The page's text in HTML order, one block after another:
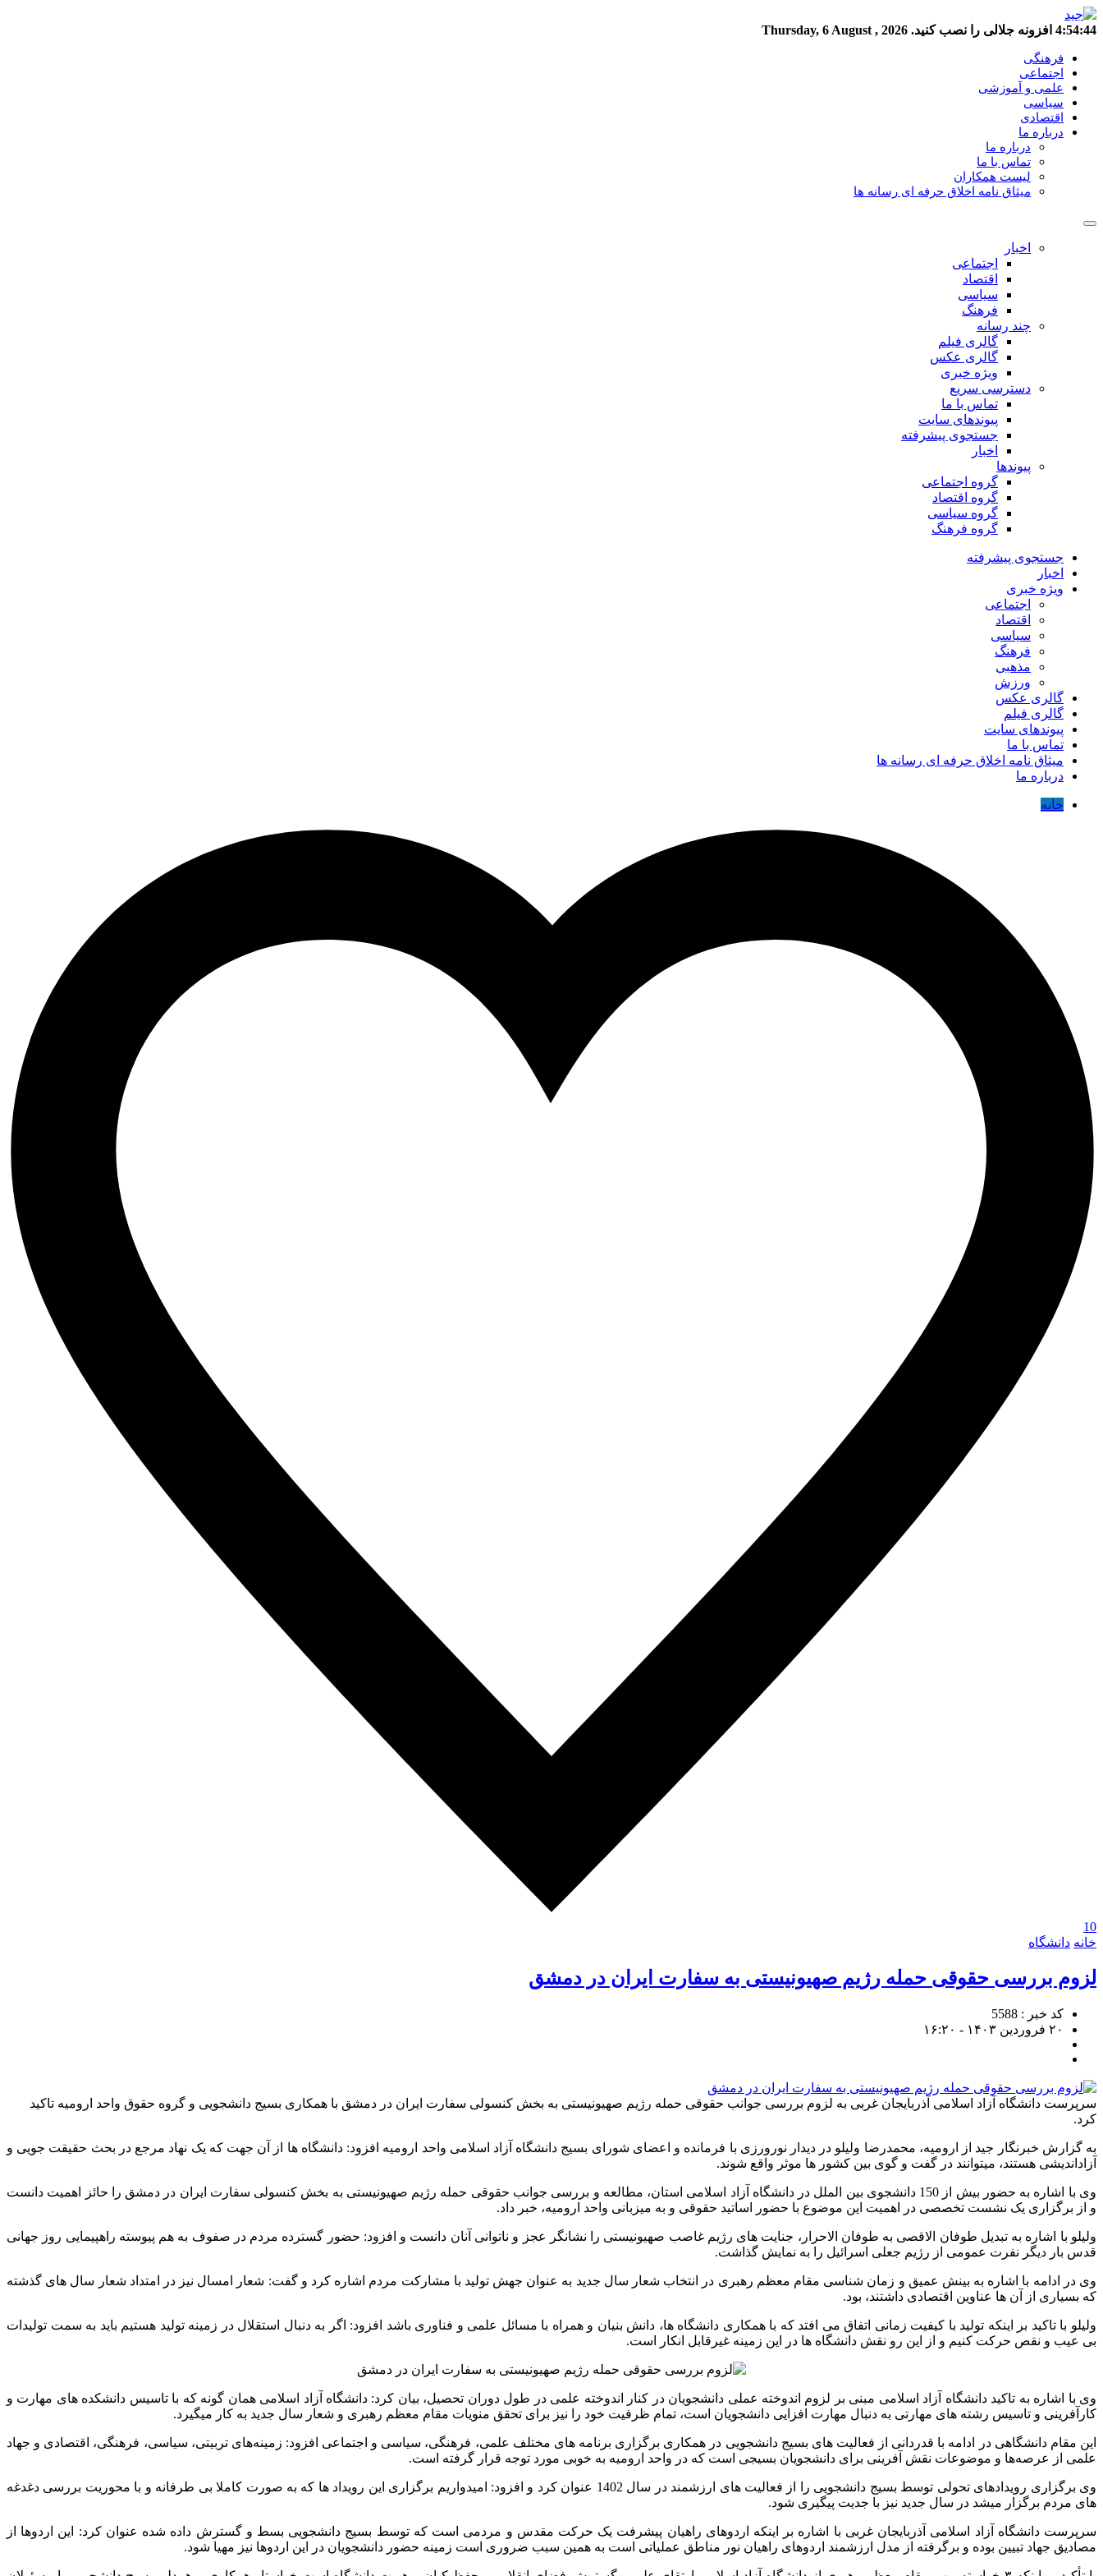
4:54:45 افزونه جلالی را نصب کنید. Thursday, 6 August , 2026
فرهنگی
اجتماعی
علمی و آموزشی
سیاسی
اقتصادی
درباره ما
درباره ما
تماس با ما
لیست همکاران
میثاق نامه اخلاق حرفه ای رسانه ها
اخبار
اجتماعی
اقتصاد
سیاسی
فرهنگ
چند رسانه
گالری فیلم
گالری عکس
ویژه خبری
دسترسی سریع
تماس با ما
پیوندهای سایت
جستجوی پیشرفته
اخبار
پیوندها
گروه اجتماعی
گروه اقتصاد
گروه سیاسی
گروه فرهنگ
جستجوی پیشرفته
اخبار
ویژه خبری
اجتماعی
اقتصاد
سیاسی
فرهنگ
مذهبی
ورزش
گالری عکس
گالری فیلم
پیوندهای سایت
تماس با ما
میثاق نامه اخلاق حرفه ای رسانه ها
درباره ما
خانه
10
خانه دانشگاه
لزوم بررسی حقوقی حمله رژیم صهیونیستی به سفارت ایران در دمشق
کد خبر : 5588
۲۰ فروردین ۱۴۰۳ - ۱۶:۲۰
سرپرست دانشگاه آزاد اسلامی آذربایجان غربی به لزوم بررسی جوانب حقوقی حمله رژیم صهیونیستی به بخش کنسولی سفارت ایران در دمشق با همکاری بسیج دانشجویی و گروه حقوق واحد ارومیه تاکید
کرد.
به گزارش خبرنگار جید از ارومیه، محمدرضا ولیلو در دیدار نورورزی با فرمانده و اعضای شورای بسیج دانشگاه آزاد اسلامی واحد ارومیه افزود: دانشگاه ها از آن جهت که یک نهاد مرجع در بحث حقیقت جویی و
آزاداندیشی هستند، میتوانند در گفت و گوی بین کشور ها موثر واقع شوند.
وی با اشاره به حضور بیش از 150 دانشجوی بین الملل در دانشگاه آزاد اسلامی استان، مطالعه و بررسی جوانب حقوقی حمله رژیم صهیونیستی به بخش کنسولی سفارت ایران در دمشق را حائز اهمیت دانست
و از برگزاری یک نشست تخصصی در اهمیت این موضوع با حضور اساتید حقوقی و به میزبانی واحد ارومیه، خبر داد.
ولیلو با اشاره به تبدیل طوفان الاقصی به طوفان الاحرار، جنایت های رژیم غاصب صهیونیستی را نشانگر عجز و ناتوانی آنان دانست و افزود: حضور گسترده مردم در صفوف به هم پیوسته راهپیمایی روز جهانی
قدس بار دیگر نفرت عمومی از رژیم جعلی اسرائیل را به نمایش گذاشت.
وی در ادامه با اشاره به بینش عمیق و زمان شناسی مقام معظم رهبری در انتخاب شعار سال جدید به عنوان جهش تولید با مشارکت مردم اشاره کرد و گفت: شعار امسال نیز در امتداد شعار سال های گذشته
که بسیاری از آن ها عناوین اقتصادی داشتند، بود.
ولیلو با تاکید بر اینکه تولید با کیفیت زمانی اتفاق می افتد که با همکاری دانشگاه ها، دانش بنیان و همراه با مسائل علمی و فناوری باشد افزود: اگر به دنبال استقلال در زمینه تولید هستیم باید به سمت تولیدات
بی عیب و نقص حرکت کنیم و از این رو نقش دانشگاه ها در این زمینه غیرقابل انکار است.
وی با اشاره به تاکید دانشگاه آزاد اسلامی مبنی بر لزوم اندوخته عملی دانشجویان در کنار اندوخته علمی در طول دوران تحصیل، بیان کرد: دانشگاه آزاد اسلامی همان گونه که با تاسیس دانشکده های مهارت و
کارآفرینی و تاسیس رشته های مهارتی به دنبال مهارت افزایی دانشجویان است، تمام ظرفیت خود را نیز برای تحقق منویات مقام معظم رهبری و شعار سال جدید به کار میگیرد.
این مقام دانشگاهی در ادامه با قدردانی از فعالیت های بسیج دانشجویی در همکاری برگزاری برنامه های مختلف علمی، فرهنگی، سیاسی و اجتماعی افزود: زمینه‌های تربیتی، سیاسی، فرهنگی، اقتصادی و جهاد
علمی از عرصه‌ها و موضوعات نقش آفرینی برای دانشجویان بسیجی است که در واحد ارومیه به خوبی مورد توجه قرار گرفته است.
وی برگزاری رویدادهای تحولی توسط بسیج دانشجویی را از فعالیت های ارزشمند در سال 1402 عنوان کرد و افزود: امیدواریم برگزاری این رویداد ها که به صورت کاملا بی طرفانه و با محوریت بررسی دغدغه
های مردم برگزار میشد در سال جدید نیز با جدیت پیگیری شود.
سرپرست دانشگاه آزاد اسلامی آذربایجان غربی با اشاره بر اینکه اردوهای راهیان پیشرفت یک حرکت مقدس و مردمی است که توسط بسیج دانشجویی بسط و گسترش داده شده عنوان کرد: این اردوها از
مصادیق جهاد تبیین بوده و برگرفته از مدل ارزشمند اردوهای راهیان نور مناطق عملیاتی است به همین سبب ضروری است زمینه حضور دانشجویان در این اردوها نیز مهیا شود.